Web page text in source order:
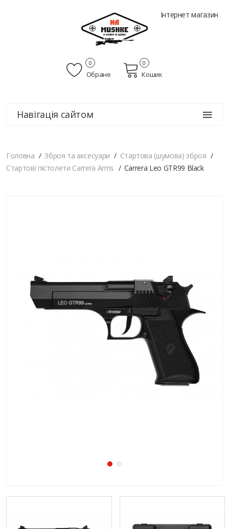
Інтернет магазин
Обране
0
Кошик
0
Навігація сайтом
Головна Зброя та аксесуари
Стартова (шумова) зброя
Стартові пістолети Carrera Arms
Carrera Leo GTR99 Black